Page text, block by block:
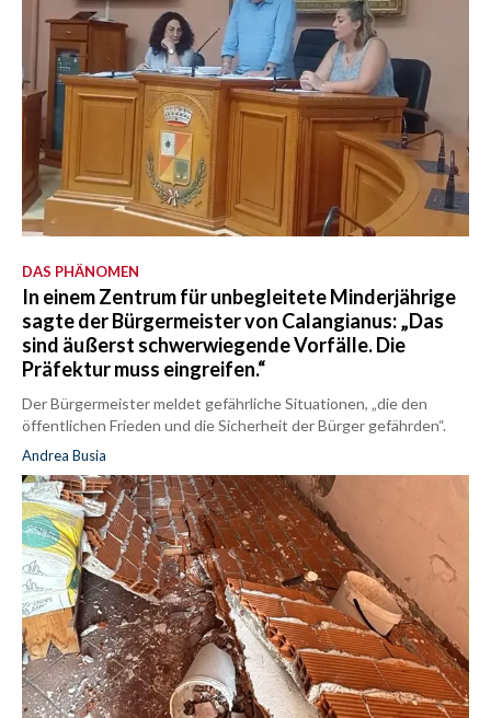
DAS PHÄNOMEN
In einem Zentrum für unbegleitete Minderjährige
sagte der Bürgermeister von Calangianus: „Das
sind äußerst schwerwiegende Vorfälle. Die
Präfektur muss eingreifen.“
Der Bürgermeister meldet gefährliche Situationen, „die den
öffentlichen Frieden und die Sicherheit der Bürger gefährden“.
Andrea Busia